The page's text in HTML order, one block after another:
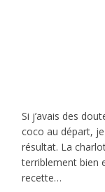
Si j’avais des
coco au départ,
résultat. La
terriblement bien
recette…